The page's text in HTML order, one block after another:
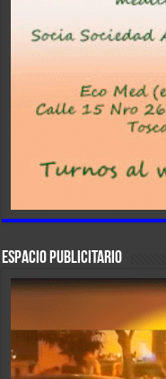
ESPACIO PUBLICITARIO